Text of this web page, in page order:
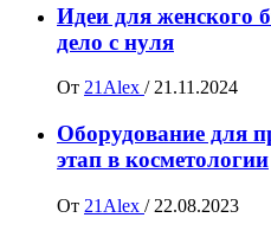
Идеи для женского
дело с нуля
От 21Alex / 21.11.2024
Оборудование для
этап в косметологии
От 21Alex / 22.08.2023